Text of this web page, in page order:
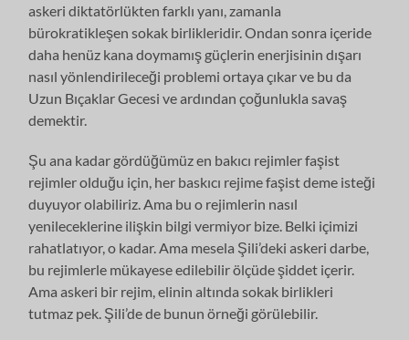
askeri diktatörlükten farklı yanı, zamanla
bürokratikleşen sokak birlikleridir. Ondan sonra içeride
daha henüz kana doymamış güçlerin enerjisinin dışarı
nasıl yönlendirileceği problemi ortaya çıkar ve bu da
Uzun Bıçaklar Gecesi ve ardından çoğunlukla savaş
demektir.
Şu ana kadar gördüğümüz en bakıcı rejimler faşist
rejimler olduğu için, her baskıcı rejime faşist deme isteği
duyuyor olabiliriz. Ama bu o rejimlerin nasıl
yenileceklerine ilişkin bilgi vermiyor bize. Belki içimizi
rahatlatıyor, o kadar. Ama mesela Şili’deki askeri darbe,
bu rejimlerle mükayese edilebilir ölçüde şiddet içerir.
Ama askeri bir rejim, elinin altında sokak birlikleri
tutmaz pek. Şili’de de bunun örneği görülebilir.